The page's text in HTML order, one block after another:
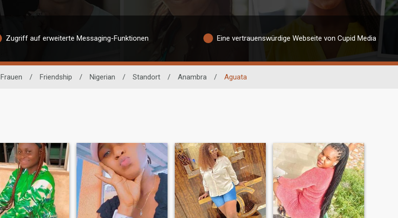
Zugriff auf erweiterte Messaging-Funktionen Eine vertrauenswürdige Webseite von Cupid Media
Frauen / Friendship / Nigerian / Standort / Anambra / Aguata